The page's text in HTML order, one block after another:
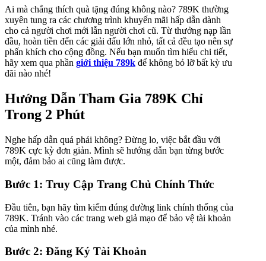
Ai mà chẳng thích quà tặng đúng không nào? 789K thường
xuyên tung ra các chương trình khuyến mãi hấp dẫn dành
cho cả người chơi mới lẫn người chơi cũ. Từ thưởng nạp lần
đầu, hoàn tiền đến các giải đấu lớn nhỏ, tất cả đều tạo nên sự
phấn khích cho cộng đồng. Nếu bạn muốn tìm hiểu chi tiết,
hãy xem qua phần giới thiệu 789k để không bỏ lỡ bất kỳ ưu
đãi nào nhé!
Hướng Dẫn Tham Gia 789K Chỉ
Trong 2 Phút
Nghe hấp dẫn quá phải không? Đừng lo, việc bắt đầu với
789K cực kỳ đơn giản. Mình sẽ hướng dẫn bạn từng bước
một, đảm bảo ai cũng làm được.
Bước 1: Truy Cập Trang Chủ Chính Thức
Đầu tiên, bạn hãy tìm kiếm đúng đường link chính thống của
789K. Tránh vào các trang web giả mạo để bảo vệ tài khoản
của mình nhé.
Bước 2: Đăng Ký Tài Khoản